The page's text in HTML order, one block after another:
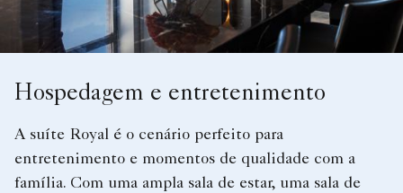
Hospedagem e entretenimento
A suíte Royal é o cenário perfeito para
entretenimento e momentos de qualidade com a
família. Com uma ampla sala de estar, uma sala de